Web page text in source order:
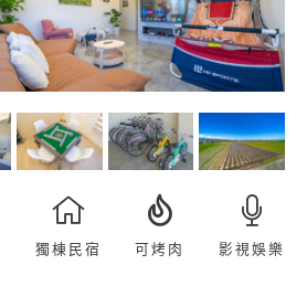
獨棟民宿 可烤肉 影視娛樂